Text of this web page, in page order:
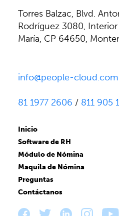
Torres Balzac, Blvd.
Rodríguez 3080, Interior
María, CP 64650,
info@people-cloud.com
81 1977 2606 / 811 905
Inicio
Software de RH
Módulo de Nómina
Maquila de Nómina
Preguntas
Contáctanos